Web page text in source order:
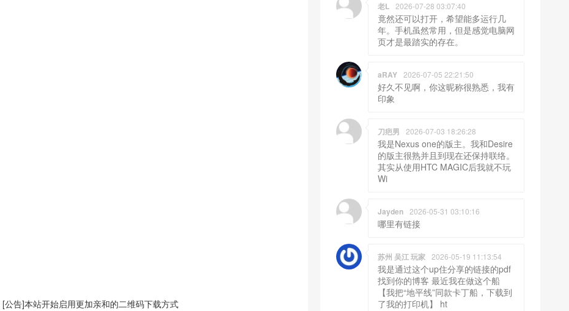
[公告]本站开始启用更加亲和的二维码下载方式
老L 2026-07-28 03:07:40
竟然还可以打开，希望能多运行几
年。手机虽然常用，但是感觉电脑网
页才是最踏实的存在。
aRAY 2026-07-05 22:21:50
好久不见啊，你这昵称很熟悉，我有
印象
刀疤男 2026-07-03 18:26:28
我是Nexus one的版主。我和Desire
的版主很熟并且到现在还保持联络。
其实从使用HTC MAGIC后我就不玩
Wi
Jayden 2026-05-31 03:10:16
哪里有链接
苏州 吴江 玩家 2026-05-19 11:13:54
我是通过这个up住分享的链接的pdf
找到你的博客 最近我在做这个船
【我把“地平线”同款卡丁船，下载到
了我的打印机】 ht